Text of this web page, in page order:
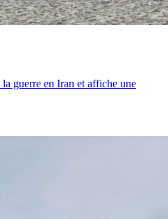
guerre en Iran et affiche une